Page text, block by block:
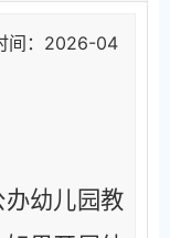
间：2026-04
办幼儿园教